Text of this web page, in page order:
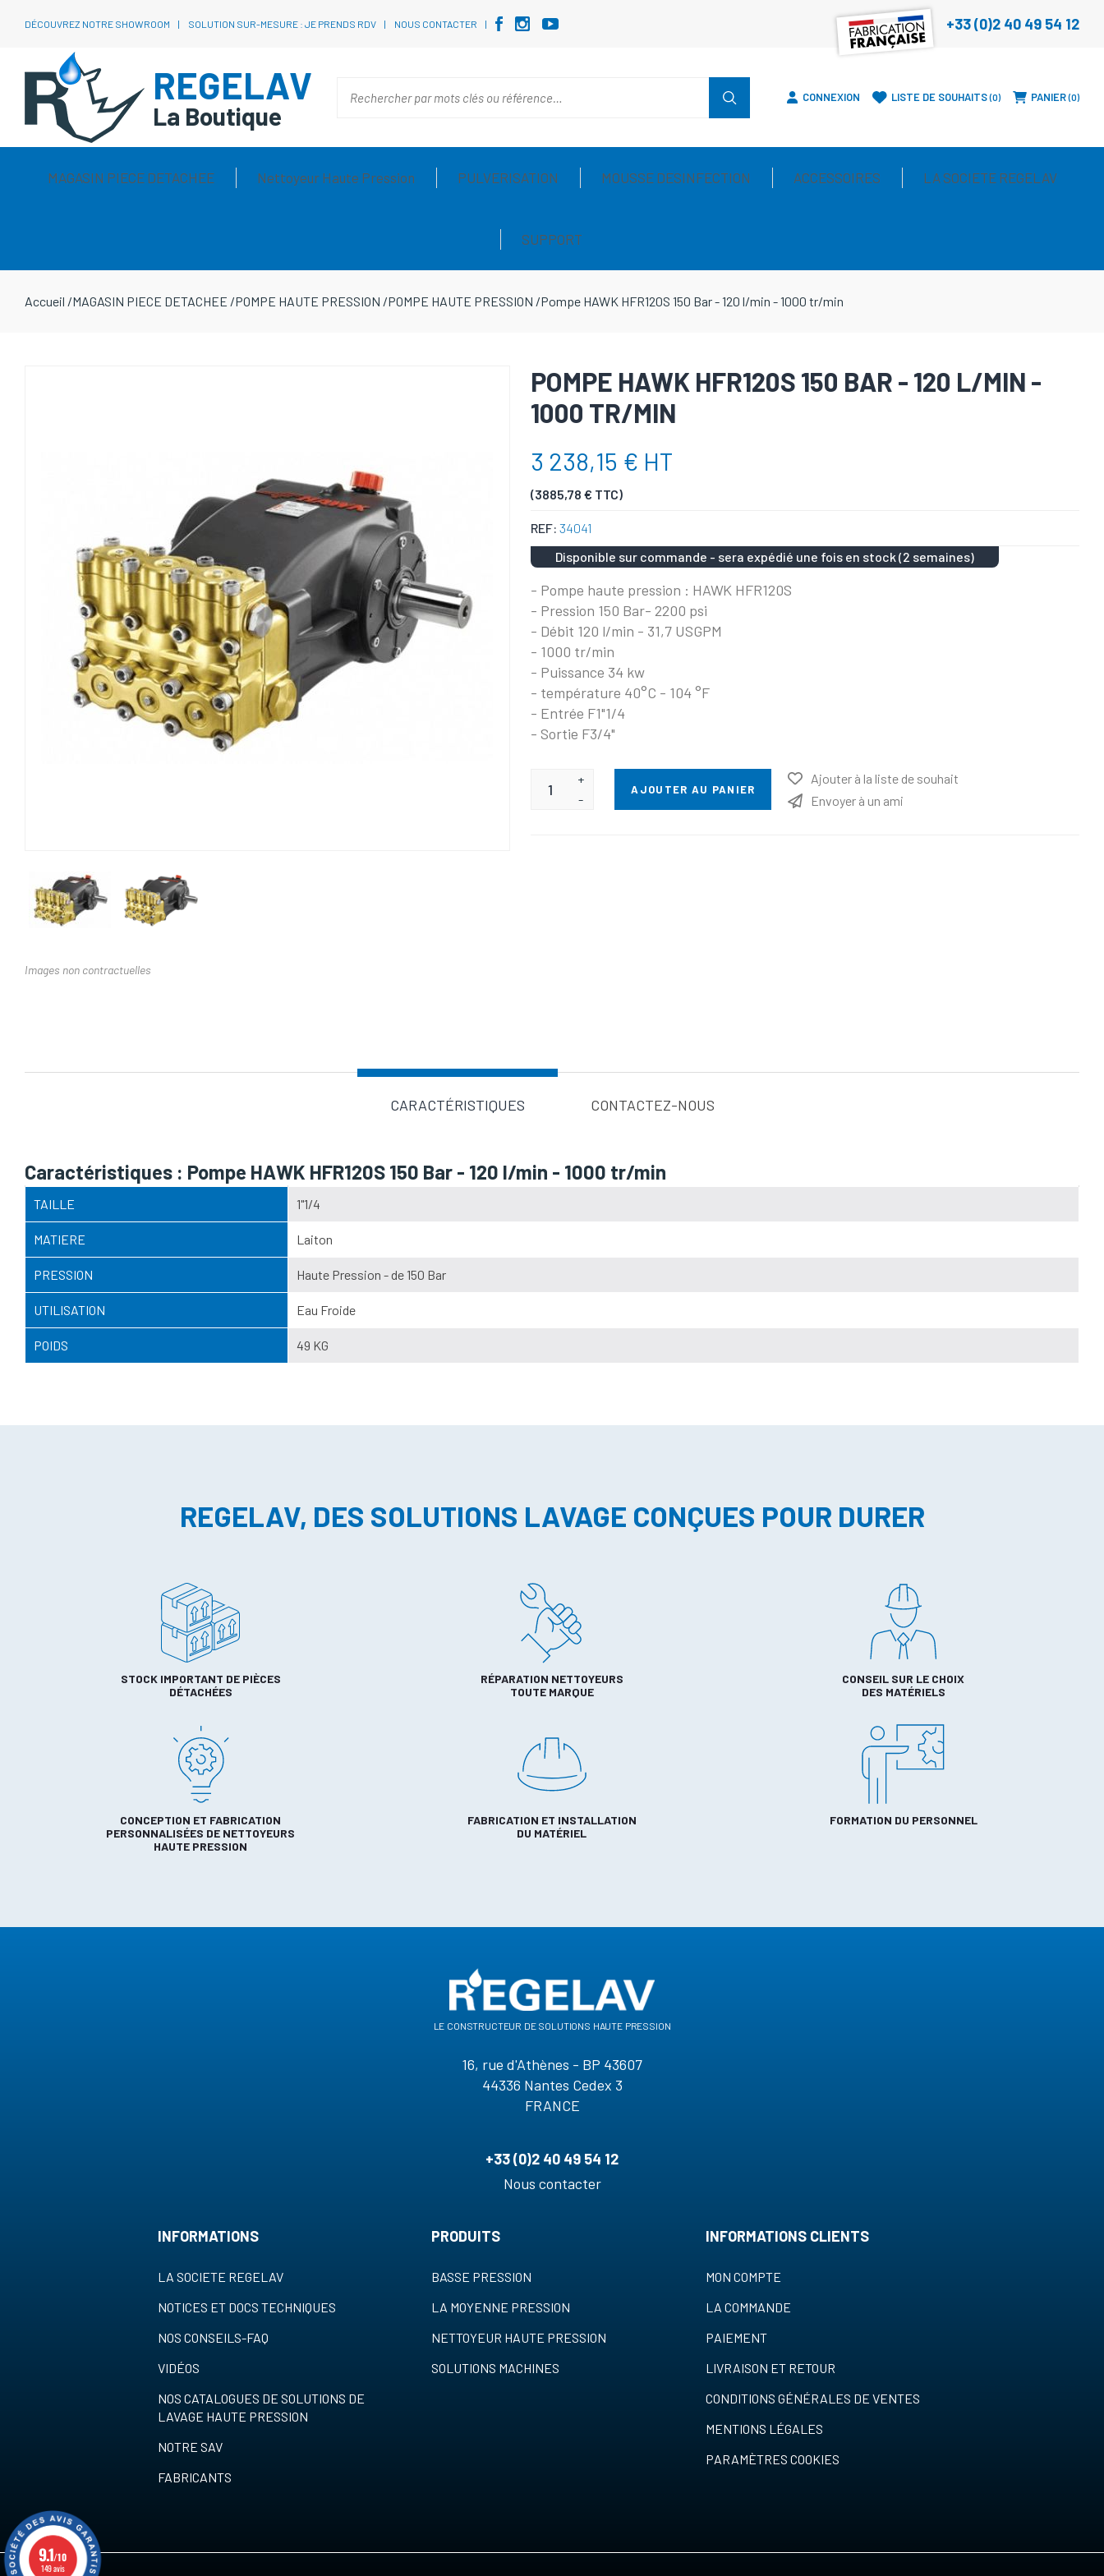
DÉCOUVREZ NOTRE SHOWROOM SOLUTION SUR-MESURE : JE PRENDS RDV NOUS CONTACTER +33 (0)2 40 49 54 12
REGELAV
La Boutique
CONNEXION LISTE DE SOUHAITS 0 PANIER 0
MAGASIN PIECE DETACHEE Nettoyeur Haute Pression PULVERISATION MOUSSE DESINFECTION ACCESSOIRES LA SOCIETE REGELAV
SUPPORT
Accueil /MAGASIN PIECE DETACHEE /POMPE HAUTE PRESSION /POMPE HAUTE PRESSION /Pompe HAWK HFR120S 150 Bar - 120 l/min - 1000 tr/min
Images non contractuelles
POMPE HAWK HFR120S 150 BAR - 120 L/MIN -
1000 TR/MIN
3 238,15 € HT
(3885,78 € TTC)
REF: 34041
Disponible sur commande - sera expédié une fois en stock (2 semaines)
- Pompe haute pression : HAWK HFR120S
- Pression 150 Bar- 2200 psi
- Débit 120 l/min - 31,7 USGPM
- 1000 tr/min
- Puissance 34 kw
- température 40°C - 104 °F
- Entrée F1"1/4
- Sortie F3/4"
+
-
AJOUTER AU PANIER
Ajouter à la liste de souhait
Envoyer à un ami
CARACTÉRISTIQUES CONTACTEZ-NOUS
Caractéristiques : Pompe HAWK HFR120S 150 Bar - 120 l/min - 1000 tr/min
TAILLE 1"1/4
MATIERE Laiton
PRESSION Haute Pression - de 150 Bar
UTILISATION Eau Froide
POIDS 49 KG
REGELAV, DES SOLUTIONS LAVAGE CONÇUES POUR DURER
STOCK IMPORTANT DE PIÈCES
DÉTACHÉES
RÉPARATION NETTOYEURS
TOUTE MARQUE
CONSEIL SUR LE CHOIX
DES MATÉRIELS
CONCEPTION ET FABRICATION
PERSONNALISÉES DE NETTOYEURS
HAUTE PRESSION
FABRICATION ET INSTALLATION
DU MATÉRIEL
FORMATION DU PERSONNEL
le constructeur de solutions haute pression
16, rue d'Athènes - BP 43607
44336 Nantes Cedex 3
FRANCE
+33 (0)2 40 49 54 12
Nous contacter
INFORMATIONS
LA SOCIETE REGELAV
NOTICES ET DOCS TECHNIQUES
NOS CONSEILS-FAQ
VIDÉOS
NOS CATALOGUES DE SOLUTIONS DE
LAVAGE HAUTE PRESSION
NOTRE SAV
FABRICANTS
PRODUITS
BASSE PRESSION
LA MOYENNE PRESSION
NETTOYEUR HAUTE PRESSION
SOLUTIONS MACHINES
INFORMATIONS CLIENTS
MON COMPTE
LA COMMANDE
PAIEMENT
LIVRAISON ET RETOUR
CONDITIONS GÉNÉRALES DE VENTES
MENTIONS LÉGALES
PARAMÈTRES COOKIES
9.1/10
149 avis